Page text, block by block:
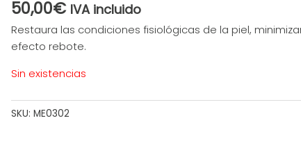
50,00€ IVA incluido
Restaura las condiciones fisiológicas de la piel,
efecto rebote.
Sin existencias
SKU: ME0302